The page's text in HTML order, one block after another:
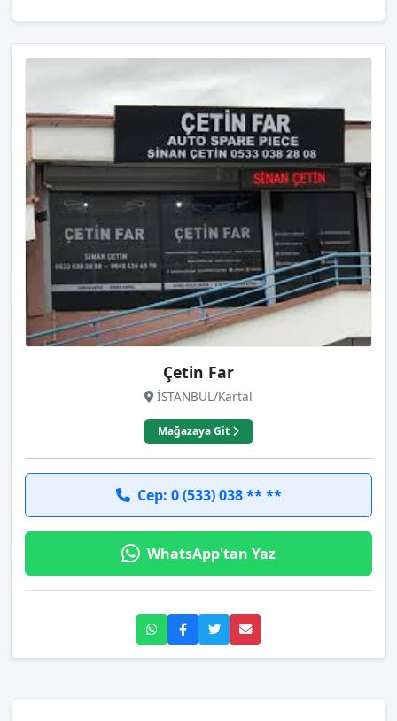
Çetin Far
İSTANBUL/Kartal
Mağazaya Git
Cep: 0 (533) 038 ** **
WhatsApp'tan Yaz